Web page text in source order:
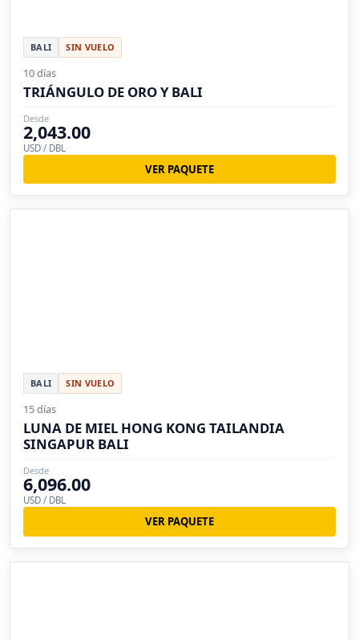
BALI SIN VUELO
10 días
TRIÁNGULO DE ORO Y BALI
Desde
2,043.00
USD / DBL
VER PAQUETE
BALI SIN VUELO
15 días
LUNA DE MIEL HONG KONG TAILANDIA
SINGAPUR BALI
Desde
6,096.00
USD / DBL
VER PAQUETE